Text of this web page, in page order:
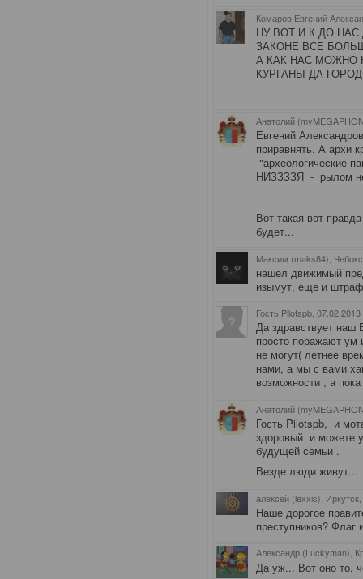
Комаров Евгений
НУ ВОТ И К ДО
ЗАКОНЕ ВСЕ
А КАК НАС МОЖНО
КУРГАНЫ ДА
Анатолий
Евгений
приравнять. А архи
"археологические
НИЗЗЗЗЯ - рылом
Вот такая вот
будет...
Максим (maks84),
нашел движимый
изымут, еще и
Гость Pilotspb,
Да здравствует наш
просто поражают ум
не могут( летнее
нами, а мы с вами
возможности , а
Анатолий
Гость Pilotspb, и
здоровый и можете
будущей семьи .
Везде люди живут...
алексей (lexxis), Иркутск
Наше дорогое
преступников? Флаг
Александр (Luckyman),
Да уж... Вот оно то,